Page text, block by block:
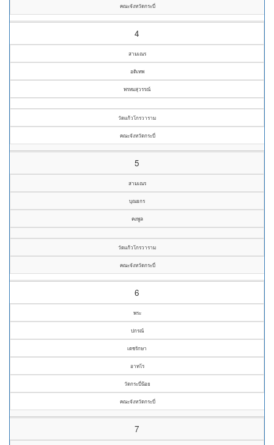
คณะจังหวัดกระบี่
4
สามเณร
อดิเทพ
พรหมสุวรรณ์
วัดแก้วโกรวาราม
คณะจังหวัดกระบี่
5
สามเณร
บุณยกร
คงพูล
วัดแก้วโกรวาราม
คณะจังหวัดกระบี่
6
พระ
ปกรณ์
เดชรักษา
อาทโร
วัดกระบี่น้อย
คณะจังหวัดกระบี่
7